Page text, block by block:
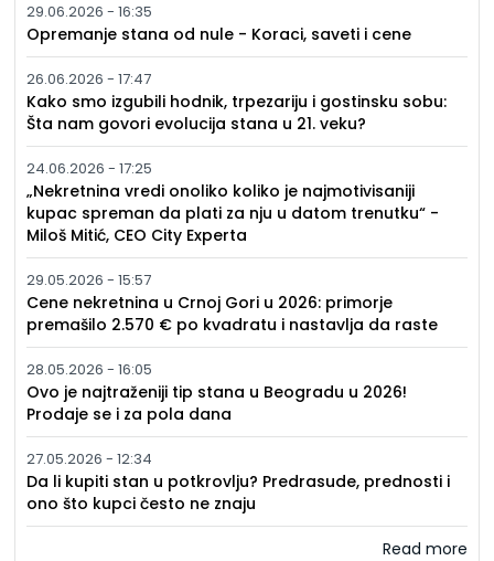
29.06.2026 - 16:35
Opremanje stana od nule - Koraci, saveti i cene
26.06.2026 - 17:47
Kako smo izgubili hodnik, trpezariju i gostinsku sobu:
Šta nam govori evolucija stana u 21. veku?
24.06.2026 - 17:25
„Nekretnina vredi onoliko koliko je najmotivisaniji
kupac spreman da plati za nju u datom trenutku“ -
Miloš Mitić, CEO City Experta
29.05.2026 - 15:57
Cene nekretnina u Crnoj Gori u 2026: primorje
premašilo 2.570 € po kvadratu i nastavlja da raste
28.05.2026 - 16:05
Ovo je najtraženiji tip stana u Beogradu u 2026!
Prodaje se i za pola dana
27.05.2026 - 12:34
Da li kupiti stan u potkrovlju? Predrasude, prednosti i
ono što kupci često ne znaju
Read more